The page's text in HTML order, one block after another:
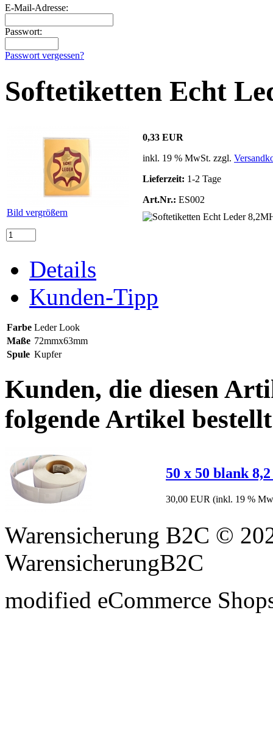
E-Mail-Adresse:
Passwort:
Passwort vergessen?
Softetiketten Echt
Bild vergrößern
0,33 EUR
inkl. 19 % MwSt. zzgl.
Lieferzeit: 1-2 Tage
Art.Nr.: ES002
Details
Kunden-Tipp
Farbe Leder Look
Maße 72mmx63mm
Spule Kupfer
Kunden, die diesen
folgende Artikel
50 x 50 blank
30,00 EUR (inkl. 19 %
Warensicherung B2C ©
WarensicherungB2C
modified eCommerce